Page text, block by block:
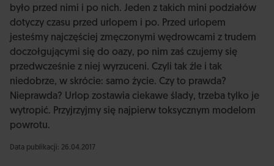
było przed nimi i po nich. Jeden z takich mini podziałów
dotyczy czasu przed urlopem i po. Przed urlopem
jesteśmy najczęściej zmęczonymi wędrowcami z trudem
doczołgującymi się do oazy, po nim zaś czujemy się
przedwcześnie z niej wyrzuceni. Czyli tak źle i tak
niedobrze, w skrócie: samo życie. Czy to prawda?
Nieprawda? Urlop zostawia ciekawe ślady, trzeba tylko je
wytropić. Przyjrzyjmy się najpierw toksycznym modelom
powrotu.
Data publikacji: 26.04.2017